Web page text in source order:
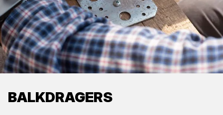
BALKDRAGERS